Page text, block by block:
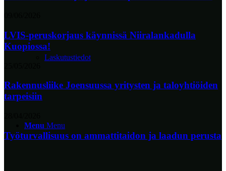
Laskutustiedot
Menu Menu
LVIS-peruskorjaus käynnissä Niiralankadulla
Kuopiossa!
Rakennusliike Joensuussa yritysten ja taloyhtiöiden
tarpeisiin
Työturvallisuus on ammattitaidon ja laadun perusta